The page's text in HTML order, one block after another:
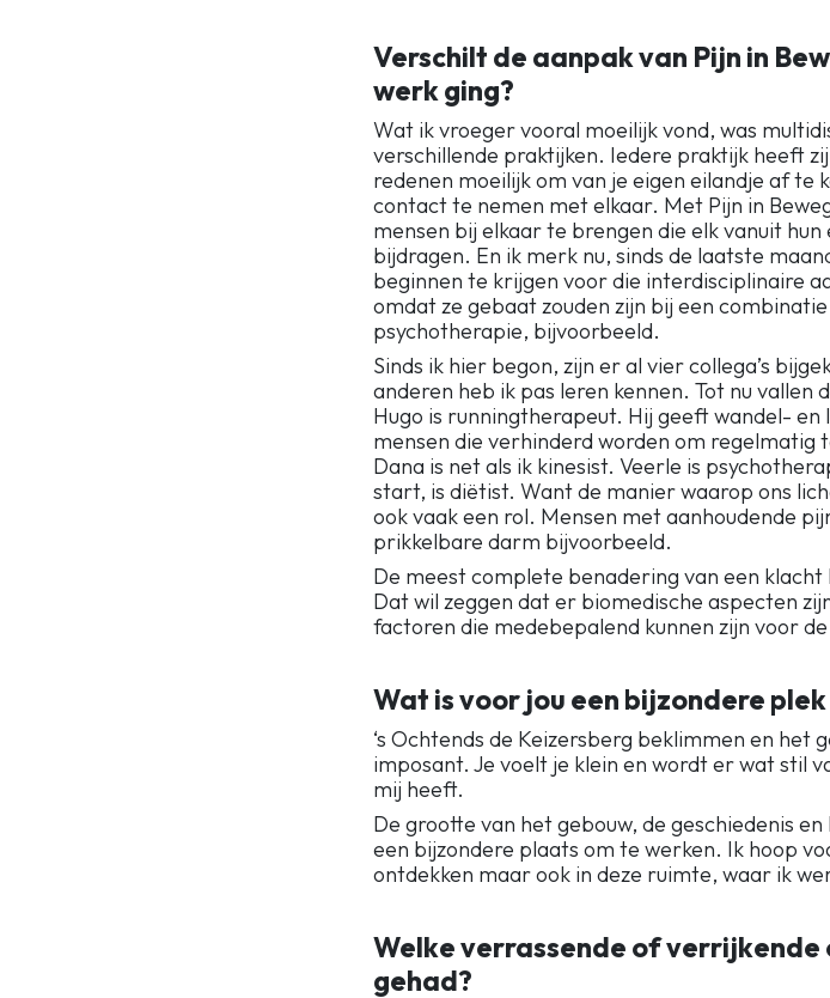
Verschilt de aanpak van Pijn in
werk ging?
Wat ik vroeger vooral moeilijk vond, was
verschillende praktijken. Iedere praktijk heeft
redenen moeilijk om van je eigen eilandje af te
contact te nemen met elkaar. Met Pijn in
mensen bij elkaar te brengen die elk vanuit
bijdragen. En ik merk nu, sinds de laatste
beginnen te krijgen voor die interdisciplinaire
omdat ze gebaat zouden zijn bij een
psychotherapie, bijvoorbeeld.
Sinds ik hier begon, zijn er al vier collega’s
anderen heb ik pas leren kennen. Tot nu vallen
Hugo is runningtherapeut. Hij geeft wandel-
mensen die verhinderd worden om regelmatig
Dana is net als ik kinesist. Veerle is
start, is diëtist. Want de manier waarop ons
ook vaak een rol. Mensen met aanhoudende
prikkelbare darm bijvoorbeeld.
De meest complete benadering van een
Dat wil zeggen dat er biomedische aspecten
factoren die medebepalend kunnen zijn voor
Wat is voor jou een bijzondere
‘s Ochtends de Keizersberg beklimmen en het
imposant. Je voelt je klein en wordt er wat stil
mij heeft.
De grootte van het gebouw, de geschiedenis
een bijzondere plaats om te werken. Ik hoop
ontdekken maar ook in deze ruimte, waar ik
Welke verrassende of verrijkende
gehad?